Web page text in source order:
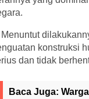
konstruksi
dan tidak
Baca Juga: